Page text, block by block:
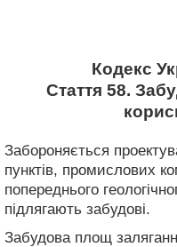
Кодекс
Стаття 58.
Забороняється
пунктів, промислових
попереднього
підлягають забудові.
Забудова площ